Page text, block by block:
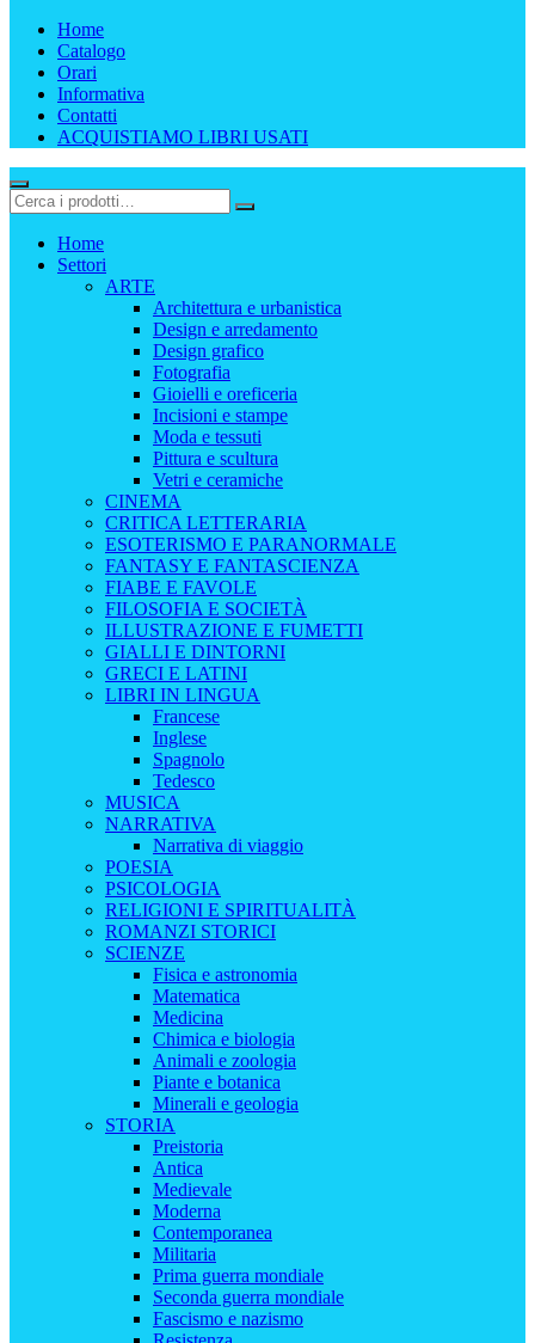
Home
Catalogo
Orari
Informativa
Contatti
ACQUISTIAMO LIBRI USATI
Home
Settori
ARTE
Architettura e urbanistica
Design e arredamento
Design grafico
Fotografia
Gioielli e oreficeria
Incisioni e stampe
Moda e tessuti
Pittura e scultura
Vetri e ceramiche
CINEMA
CRITICA LETTERARIA
ESOTERISMO E PARANORMALE
FANTASY E FANTASCIENZA
FIABE E FAVOLE
FILOSOFIA E SOCIETÀ
ILLUSTRAZIONE E FUMETTI
GIALLI E DINTORNI
GRECI E LATINI
LIBRI IN LINGUA
Francese
Inglese
Spagnolo
Tedesco
MUSICA
NARRATIVA
Narrativa di viaggio
POESIA
PSICOLOGIA
RELIGIONI E SPIRITUALITÀ
ROMANZI STORICI
SCIENZE
Fisica e astronomia
Matematica
Medicina
Chimica e biologia
Animali e zoologia
Piante e botanica
Minerali e geologia
STORIA
Preistoria
Antica
Medievale
Moderna
Contemporanea
Militaria
Prima guerra mondiale
Seconda guerra mondiale
Fascismo e nazismo